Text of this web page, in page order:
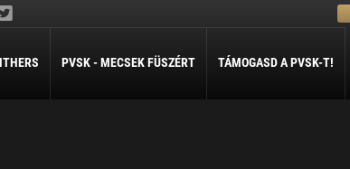
PVSK - MECSEK FÜSZÉRT TÁMOGASD A PVSK-T!